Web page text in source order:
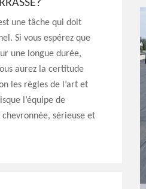
une tâche qui doit
Si vous espérez que
une longue durée,
aurez la certitude
les règles de l’art et
l’équipe de
chevronnée, sérieuse et